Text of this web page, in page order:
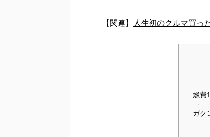
【関連】 人生初のクルマ買っ
燃費
ガク